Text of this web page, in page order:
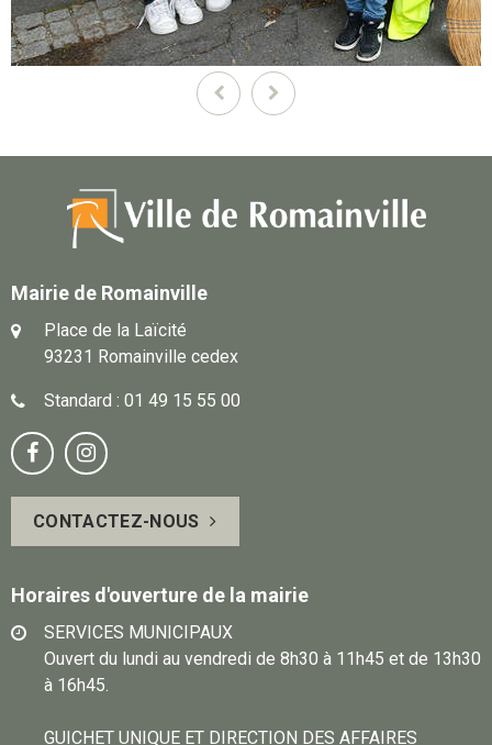
PrécédentSuivant
Mairie de Romainville
Place de la Laïcité
93231 Romainville cedex
Standard : 01 49 15 55 00
Notre
page
Facebook
Suivez-
vous
sur
CONTACTEZ-NOUS
Horaires d'ouverture de la mairie
SERVICES MUNICIPAUX
Ouvert du lundi au vendredi de 8h30 à 11h45 et de 13h30
à 16h45.
GUICHET UNIQUE ET DIRECTION DES AFFAIRES